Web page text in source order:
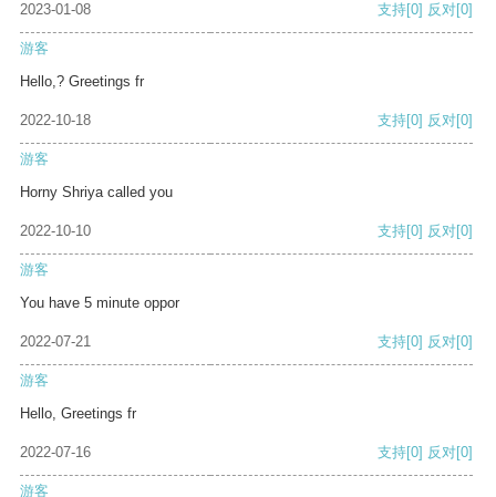
2023-01-08 支持[0] 反对[0]
游客
Hello,? Greetings fr
2022-10-18 支持[0] 反对[0]
游客
Horny Shriya called you
2022-10-10 支持[0] 反对[0]
游客
You have 5 minute oppor
2022-07-21 支持[0] 反对[0]
游客
Hello, Greetings fr
2022-07-16 支持[0] 反对[0]
游客